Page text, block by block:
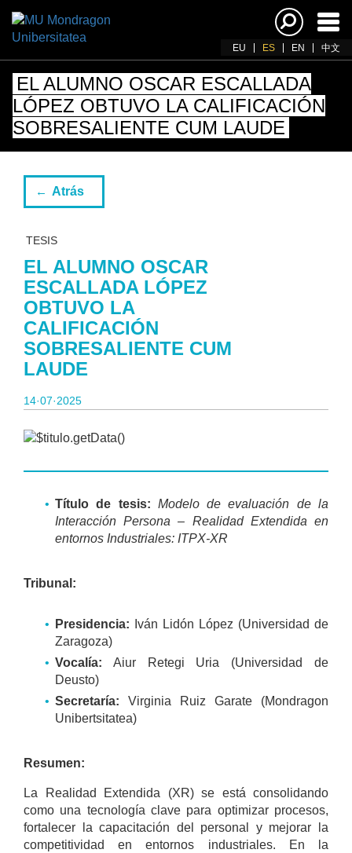
EU ES EN 中文
EL ALUMNO OSCAR ESCALLADA
LÓPEZ OBTUVO LA CALIFICACIÓN
SOBRESALIENTE CUM LAUDE
Atrás
TESIS
EL ALUMNO OSCAR
ESCALLADA LÓPEZ
OBTUVO LA
CALIFICACIÓN
SOBRESALIENTE CUM
LAUDE
14·07·2025
Título de tesis: Modelo de evaluación de la
Interacción Persona – Realidad Extendida en
entornos Industriales: ITPX-XR
Tribunal:
Presidencia:
Iván Lidón López (Universidad de
Zaragoza)
Vocalía: Aiur Retegi Uria (Universidad de
Deusto)
Secretaría: Virginia Ruiz Garate (Mondragon
Unibertsitatea)
Resumen:
La Realidad Extendida (XR) se está consolidando
como una tecnología clave para optimizar procesos,
fortalecer la capacitación del personal y mejorar la
competitividad en entornos industriales. En la